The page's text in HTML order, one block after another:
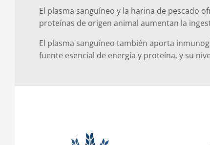
El plasma sanguíneo y la harina de pescado
proteínas de origen animal aumentan la
El plasma sanguíneo también aporta
fuente esencial de energía y proteína, y su